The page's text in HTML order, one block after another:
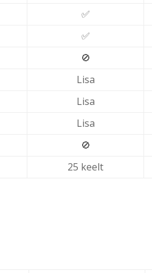
✅
✅
🚫
Lisa
Lisa
Lisa
🚫
25 keelt